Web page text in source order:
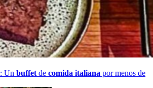
: Un buffet de comida italiana por menos de